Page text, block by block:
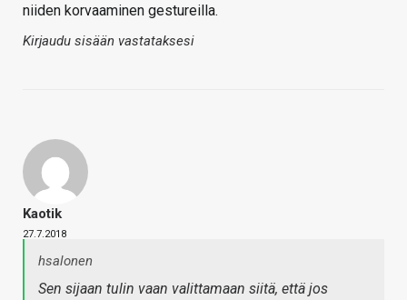
niiden korvaaminen gestureilla.
Kirjaudu sisään vastataksesi
Kaotik
27.7.2018
hsalonen
Sen sijaan tulin vaan valittamaan siitä, että jos